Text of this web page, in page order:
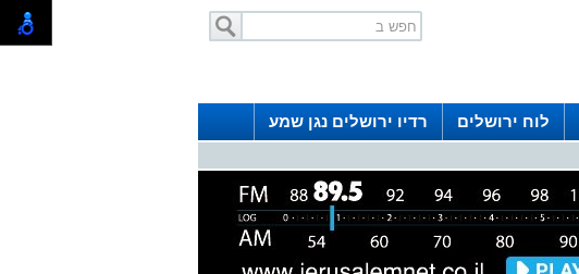
לוח ירושלים
רדיו ירושלים נגן שמע